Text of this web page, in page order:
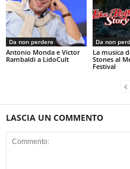
Da non perdere
Antonio Monda e Victor
Rambaldi a LidoCult
Da non
La musica
Stones al
Festival
LASCIA UN COMMENTO